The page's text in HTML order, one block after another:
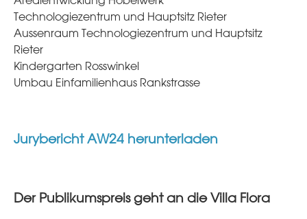
Technologiezentrum und Hauptsitz Rieter
Aussenraum Technologiezentrum und Hauptsitz
Rieter
Kindergarten Rosswinkel
Umbau Einfamilienhaus Rankstrasse
Jurybericht AW24 herunterladen
Der Publikumspreis geht an die Villa Flora